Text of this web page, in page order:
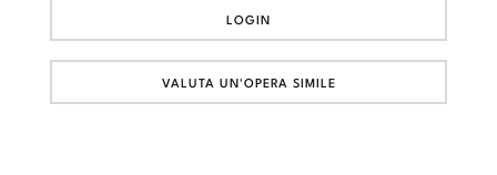
LOGIN
VALUTA UN'OPERA SIMILE